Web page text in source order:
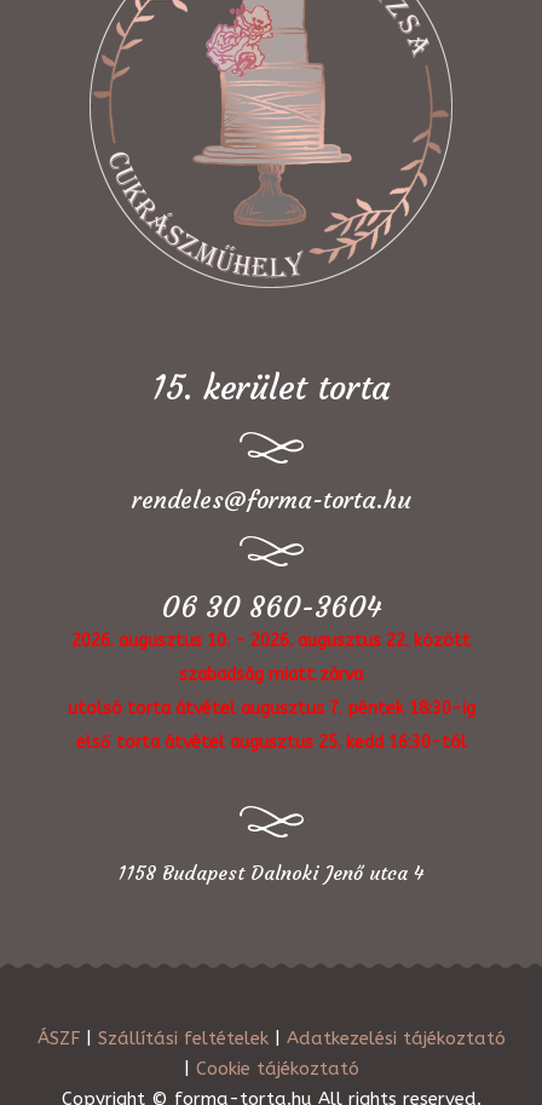
15. kerület torta
rendeles@forma-torta.hu
06 30 860-3604
2026. augusztus 10. - 2026. augusztus 22. között
szabadság miatt zárva
utolsó torta átvétel augusztus 7. péntek 18:30-ig
első torta átvétel augusztus 25. kedd 16:30-tól
1158 Budapest Dalnoki Jenő utca 4
ÁSZF| Szállítási feltételek| Adatkezelési tájékoztató
Cookie tájékoztató
Copyright © forma-torta.hu All rights reserved.